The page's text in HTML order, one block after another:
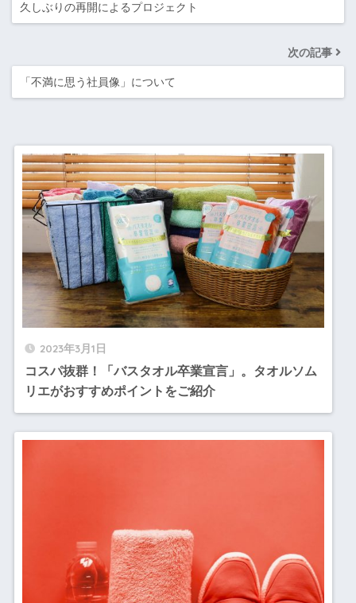
久しぶりの再開によるプロジェクト
次の記事
「不満に思う社員像」について
2023年3月1日
コスパ抜群！「バスタオル卒業宣言」。タオルソム
リエがおすすめポイントをご紹介